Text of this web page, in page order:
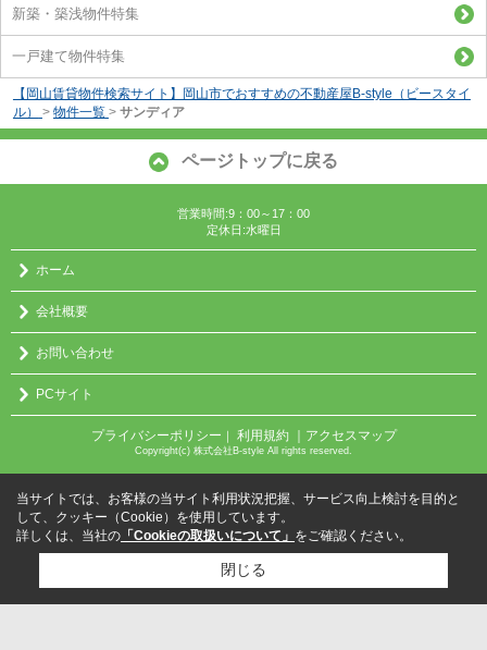
新築・築浅物件特集
一戸建て物件特集
【岡山賃貸物件検索サイト】岡山市でおすすめの不動産屋B-style（ビースタイ
ル）
> 物件一覧 > サンディア
ページトップに戻る
営業時間:9：00～17：00
定休日:水曜日
ホーム
会社概要
お問い合わせ
PCサイト
プライバシーポリシー 利用規約 ｜アクセスマップ
Copyright(c) 株式会社B-style All rights reserved.
当サイトでは、お客様の当サイト利用状況把握、サービス向上検討を目的と
して、クッキー（Cookie）を使用しています。
詳しくは、当社の 「Cookieの取扱いについて」 をご確認ください。
閉じる